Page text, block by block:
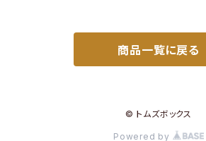
商品一覧に戻る
© トムズボックス
Powered by